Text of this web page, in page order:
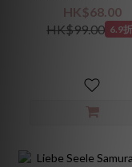
HK$68.00
HK$99.00 6.9折